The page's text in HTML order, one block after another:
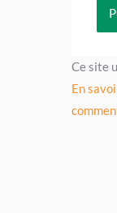
Ce site
En